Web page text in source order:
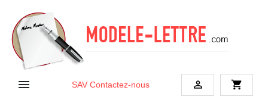
 SAV Contactez-nous  shopping_cart